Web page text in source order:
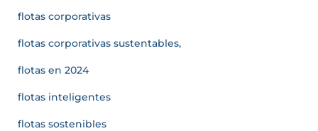
flotas corporativas
flotas corporativas sustentables,
flotas en 2024
flotas inteligentes
flotas sostenibles